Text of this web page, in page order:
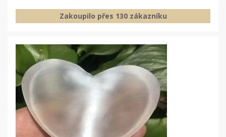
Zakoupilo přes 130 zákazníku